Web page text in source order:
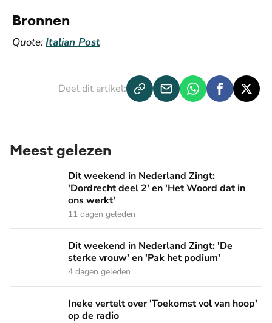
Bronnen
Quote:Italian Post
Deel dit artikel:
Meest gelezen
Dit weekend in Nederland Zingt: 'Dordrecht deel 2' en
Dit weekend in Nederland Zingt:
'Dordrecht deel 2' en 'Het Woord dat in
ons werkt'
11 dagen geleden
Dit weekend in Nederland Zingt: 'De sterke vrouw' en 'Pak
Dit weekend in Nederland Zingt: 'De
sterke vrouw' en 'Pak het podium'
4 dagen geleden
Ineke vertelt over 'Toekomst vol van hoop' op de radio
Ineke vertelt over 'Toekomst vol van hoop'
op de radio